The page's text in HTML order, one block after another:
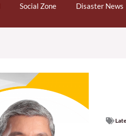
Social Zone Disaster News